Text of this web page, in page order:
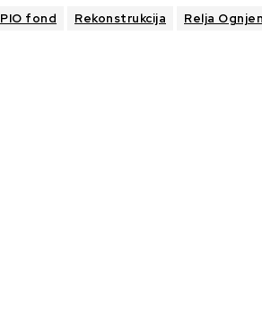
PIO fond Rekonstrukcija Relja